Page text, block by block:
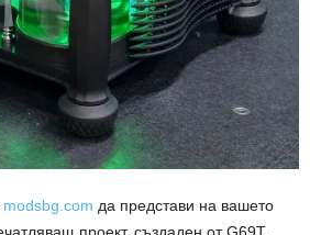
modsbg.com да представи на вашето